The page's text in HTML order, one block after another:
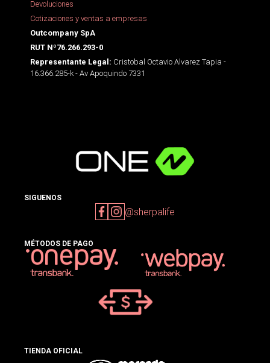
Devoluciones
Cotizaciones y ventas a empresas
Outcompany SpA
RUT Nº76.266.293-0
Representante Legal: Cristobal Octavio Alvarez Tapia -
16.366.285-k - Av Apoquindo 7331
SIGUENOS
@sherpalife
MÉTODOS DE PAGO
TIENDA OFICIAL